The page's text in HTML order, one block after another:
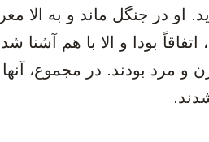
او در جنگل ماند و به الا
بودا و الا با هم آشنا
و مرد بودند. در مجموع،